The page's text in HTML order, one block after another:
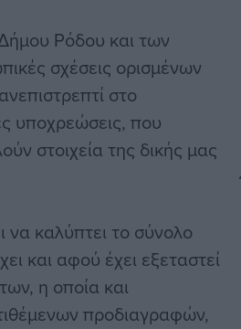
Ρόδου και των
σχέσεις ορισμένων
στο
υποχρεώσεις, που
στοιχεία της δικής μας
να καλύπτει το σύνολο
και αφού έχει εξεταστεί
η οποία και
προδιαγραφών,